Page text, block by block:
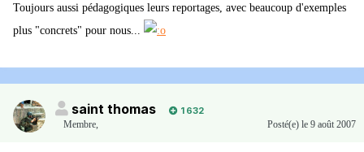
Toujours aussi pédagogiques leurs reportages, avec beaucoup d'exemples
plus "concrets" pour nous...
saint thomas
1 632
Membre
Posté(e) le 9 août 2007